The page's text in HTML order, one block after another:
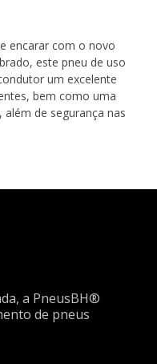
encarar com o novo
este pneu de uso
um excelente
bem como uma
de segurança nas
a PneusBH®
de pneus